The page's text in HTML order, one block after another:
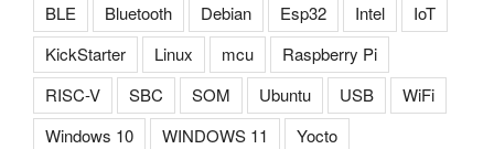
BLE
Bluetooth Debian Esp32 Intel
IoT
KickStarter
Linux mcu
Raspberry Pi
RISC-V
SBC SOM Ubuntu USB
WiFi
Windows 10
WINDOWS 11
Yocto